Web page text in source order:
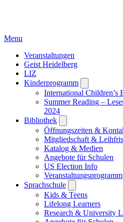
Menu
Veranstaltungen
Geist Heidelberg
LIZ
Kinderprogramm
submenu
International Children’s
Summer Reading –
2024
Bibliothek
submenu
Öffnungszeiten &
Mitgliedschaft &
Katalog & Medien
Angebote für Schulen
US Election Info
Veranstaltungsprogramm
Sprachschule
submenu
Kids & Teens
Lifelong Learners
Research & University